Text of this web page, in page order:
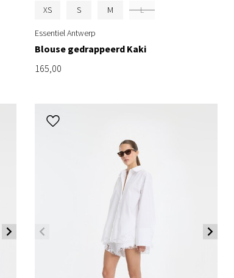
XS S M L
Essentiel Antwerp
Blouse gedrappeerd Kaki
165,00